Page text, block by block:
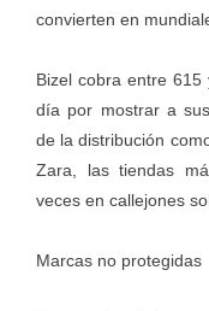
convierten en
Bizel cobra entre
día por mostrar a
de la distribución
Zara, las tiendas
veces en callejones
Marcas no protegidas